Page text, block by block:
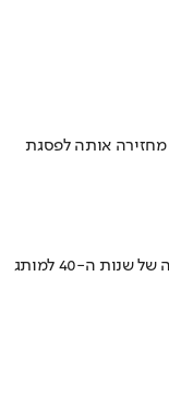
אותה לפסגת
איך אסם הפכה את תקופת הצנע והמחסור הקשה של שנות ה-40 למותג